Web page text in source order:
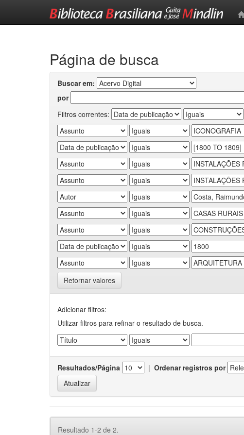
Página de busca
Buscar em:
por
Filtros correntes:
Retornar valores
Adicionar filtros:
Utilizar filtros para refinar o resultado de busca.
Resultados/Página | Ordenar registros por
Resultado 1-2 de 2.